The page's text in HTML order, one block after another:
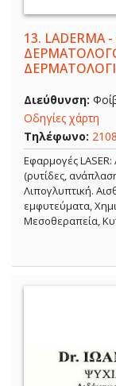
13.
Διεύθυνση:
Οδηγίες χάρτη
Τηλέφωνο:
Εφαρμογές
(ρυτίδες,
Λιπογλυπτική.
εμφυτεύματα,
Μεσοθεραπεία,